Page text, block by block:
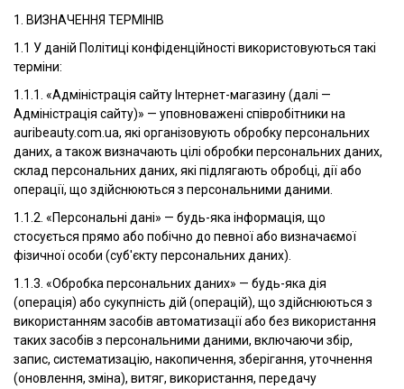
1. ВИЗНАЧЕННЯ ТЕРМІНІВ
1.1 У даній Політиці конфіденційності використовуються такі
терміни:
1.1.1. «Адміністрація сайту Інтернет-магазину (далі —
Адміністрація сайту)» — уповноважені співробітники на
auribeauty.com.ua, які організовують обробку персональних
даних, а також визначають цілі обробки персональних даних,
склад персональних даних, які підлягають обробці, дії або
операції, що здійснюються з персональними даними.
1.1.2. «Персональні дані» — будь-яка інформація, що
стосується прямо або побічно до певної або визначаємої
фізичної особи (суб'єкту персональних даних).
1.1.3. «Обробка персональних даних» — будь-яка дія
(операція) або сукупність дій (операцій), що здійснюються з
використанням засобів автоматизації або без використання
таких засобів з персональними даними, включаючи збір,
запис, систематизацію, накопичення, зберігання, уточнення
(оновлення, зміна), витяг, використання, передачу